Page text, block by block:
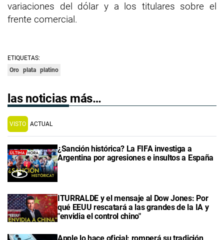
variaciones del dólar y a los titulares sobre el
frente comercial.
ETIQUETAS:
Oro plata platino
las noticias más…
VISTO ACTUAL
¿Sanción histórica? La FIFA investiga a
Argentina por agresiones e insultos a España
ITURRALDE y el mensaje al Dow Jones: Por
qué EEUU rescatará a las grandes de la IA y
"envidia el control chino"